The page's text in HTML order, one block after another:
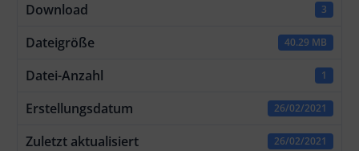
Download 3
Dateigröße 40.29 MB
Datei-Anzahl 1
Erstellungsdatum 26/02/2021
Zuletzt aktualisiert 26/02/2021